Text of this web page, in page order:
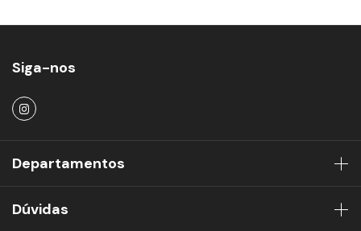
Siga-nos
Departamentos
Dúvidas